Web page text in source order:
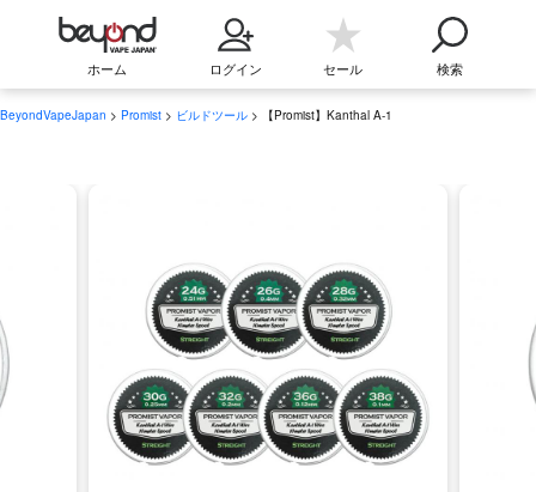
ホーム ログイン セール 検索
BeyondVapeJapan > Promist > ビルドツール > 【Promist】Kanthal A-1